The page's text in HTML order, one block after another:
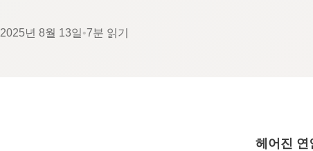
2025년 8월 13일•7분 읽기
헤어진 연